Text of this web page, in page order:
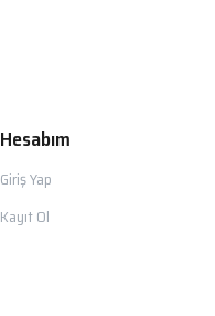
Hesabım
Giriş Yap
Kayıt Ol